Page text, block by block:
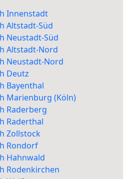
Innenstadt
Altstadt-Süd
Neustadt-Süd
Altstadt-Nord
Neustadt-Nord
Deutz
Bayenthal
Marienburg (Köln)
Raderberg
Raderthal
Zollstock
Rondorf
Hahnwald
Rodenkirchen